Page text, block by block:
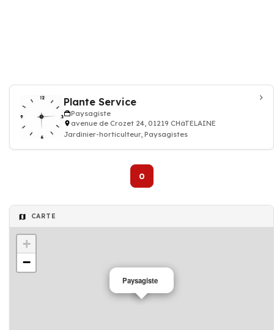
Plante Service
Paysagiste
avenue de Crozet 24, 01219 CHâTELAINE
Jardinier-horticulteur, Paysagistes
0
CARTE
Paysagiste
+
−